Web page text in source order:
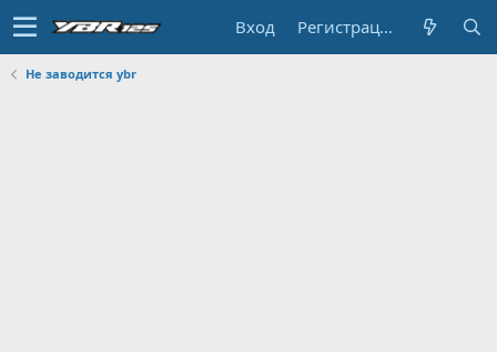
Вход Регистрация
Не заводится ybr